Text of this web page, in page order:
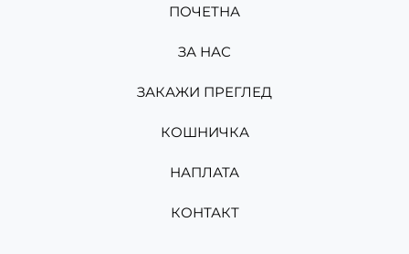
ПОЧЕТНА
ЗА НАС
ЗАКАЖИ ПРЕГЛЕД
КОШНИЧКА
НАПЛАТА
КОНТАКТ